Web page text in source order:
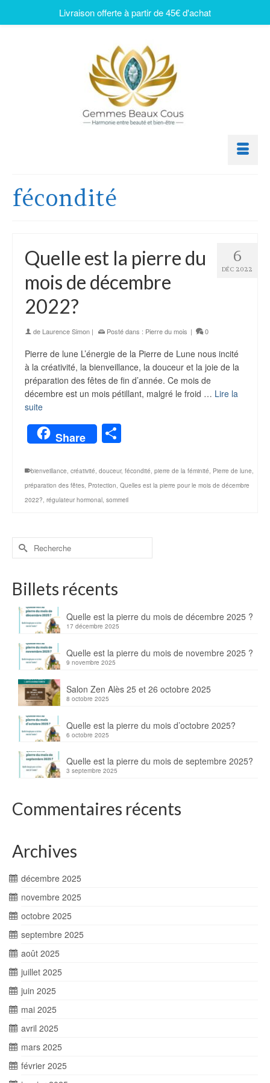
fécondité
6
DÉC 2022
Quelle est la pierre du
mois de décembre
2022?
de Laurence Simon | Posté dans : Pierre du mois | 0
Pierre de lune L’énergie de la Pierre de Lune nous incité
à la créativité, la bienveillance, la douceur et la joie de la
préparation des fêtes de fin d’année. Ce mois de
décembre est un mois pétillant, malgré le froid … Lire la
suite
Share
bienveillance, créativité, douceur, fécondité, pierre de la féminité, Pierre de lune,
préparation des fêtes, Protection, Quelles est la pierre pour le mois de décembre
2022?, régulateur hormonal, sommeil
Billets récents
Quelle est la pierre du mois de décembre 2025 ?
17 décembre 2025
Quelle est la pierre du mois de novembre 2025 ?
9 novembre 2025
Salon Zen Alès 25 et 26 octobre 2025
8 octobre 2025
Quelle est la pierre du mois d’octobre 2025?
6 octobre 2025
Quelle est la pierre du mois de septembre 2025?
3 septembre 2025
Commentaires récents
Archives
décembre 2025
novembre 2025
octobre 2025
septembre 2025
août 2025
juillet 2025
juin 2025
mai 2025
avril 2025
mars 2025
février 2025
Livraison offerte à partir de 45€ d'achat